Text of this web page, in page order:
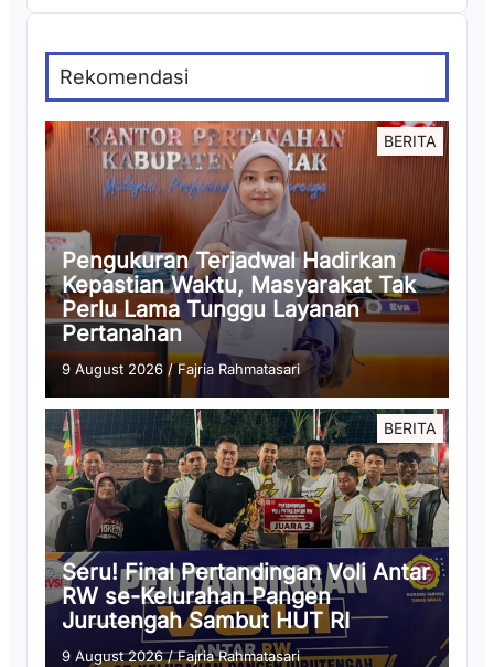
Rekomendasi
BERITA
Pengukuran Terjadwal Hadirkan
Kepastian Waktu, Masyarakat Tak
Perlu Lama Tunggu Layanan
Pertanahan
9 August 2026 /Fajria Rahmatasari
BERITA
Seru! Final Pertandingan Voli Antar
RW se-Kelurahan Pangen
Jurutengah Sambut HUT RI
9 August 2026/Fajria Rahmatasari